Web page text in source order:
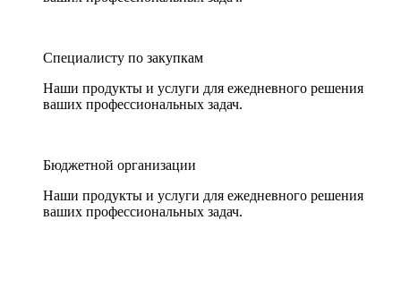
Специалисту по закупкам
Наши продукты и услуги для ежедневного решения
ваших профессиональных задач.
Бюджетной организации
Наши продукты и услуги для ежедневного решения
ваших профессиональных задач.